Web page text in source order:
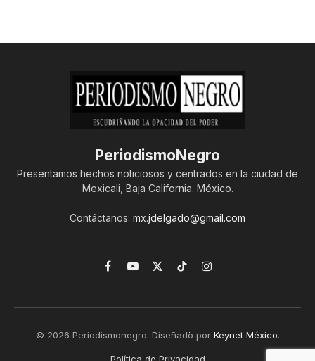
PeriodismoNegro
Presentamos hechos noticiosos y centrados en la ciudad de
Mexicali, Baja California. México.
Contáctanos: mx.jdelgado@gmail.com
Facebook
YouTube
X
TikTokInstagram
© 2026 Periodismonegro. Diseñado por Keynet México.